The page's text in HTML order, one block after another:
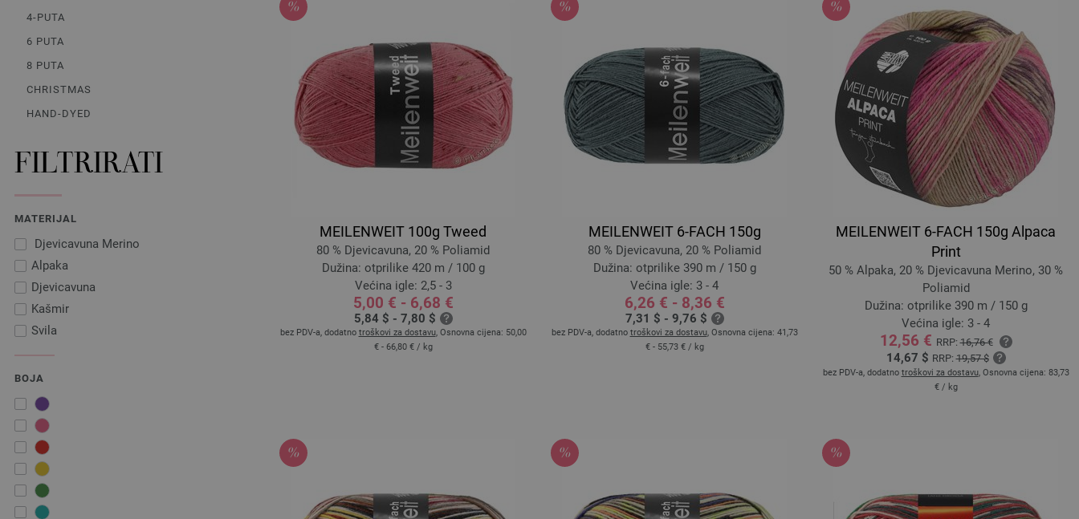
4-PUTA
6 PUTA
8 PUTA
CHRISTMAS
HAND-DYED
FILTRIRATI
MATERIJAL
Djevicavuna Merino
Alpaka
Djevicavuna
Kašmir
Svila
BOJA
MEILENWEIT 100g Tweed
80 % Djevicavuna, 20 % Poliamid
Dužina: otprilike 420 m / 100 g
Većina igle: 2,5 - 3
5,00 € - 6,68 €
5,84 $ - 7,80 $
bez PDV-a, dodatno troškovi za dostavu, Osnovna cijena: 50,00
€ - 66,80 € / kg
MEILENWEIT 6-FACH 150g
80 % Djevicavuna, 20 % Poliamid
Dužina: otprilike 390 m / 150 g
Većina igle: 3 - 4
6,26 € - 8,36 €
7,31 $ - 9,76 $
bez PDV-a, dodatno troškovi za dostavu, Osnovna cijena: 41,73
€ - 55,73 € / kg
MEILENWEIT 6-FACH 150g Alpaca
Print
50 % Alpaka, 20 % Djevicavuna Merino, 30 %
Poliamid
Dužina: otprilike 390 m / 150 g
Većina igle: 3 - 4
12,56 € RRP:16,76 €
14,67 $ RRP:19,57 $
bez PDV-a, dodatno troškovi za dostavu, Osnovna cijena: 83,73
€ / kg